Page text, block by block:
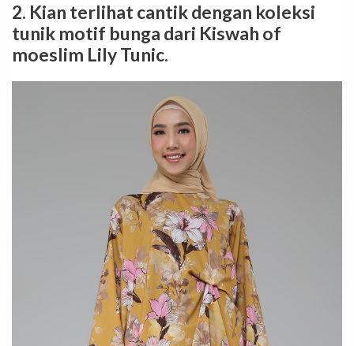
2. Kian terlihat cantik dengan koleksi
tunik motif bunga dari Kiswah of
moeslim Lily Tunic.